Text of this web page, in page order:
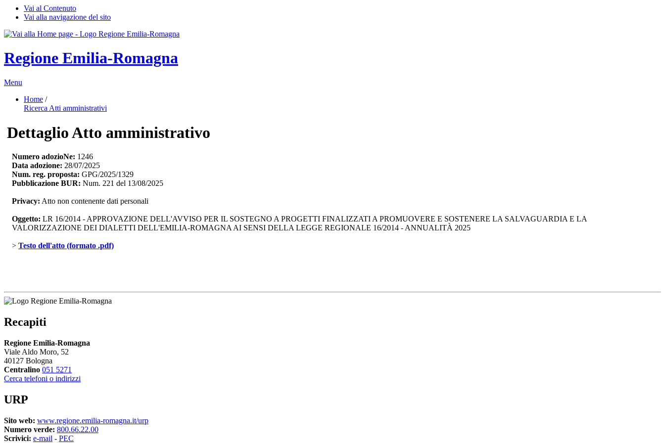
Vai al Contenuto
Vai alla navigazione del sito
Regione Emilia-Romagna
Menu
Home /
Ricerca Atti amministrativi
Dettaglio Atto amministrativo
Numero adozioNe: 1246
Data adozione: 28/07/2025
Num. reg. proposta: GPG/2025/1329
Pubblicazione BUR: Num. 221 del 13/08/2025
Privacy: Atto non contenente dati personali
Oggetto: LR 16/2014 - APPROVAZIONE DELL'AVVISO PER IL SOSTEGNO A PROGETTI FINALIZZATI A PROMUOVERE E SOSTENERE LA SALVAGUARDIA E LA
VALORIZZAZIONE DEI DIALETTI DELL'EMILIA-ROMAGNA AI SENSI DELLA LEGGE REGIONALE 16/2014 - ANNUALITÀ 2025
> Testo dell'atto (formato .pdf)
Recapiti
Regione Emilia-Romagna
Viale Aldo Moro, 52
40127 Bologna
Centralino 051 5271
Cerca telefoni o indirizzi
URP
Sito web: www.regione.emilia-romagna.it/urp
Numero verde: 800.66.22.00
Scrivici: e-mail - PEC